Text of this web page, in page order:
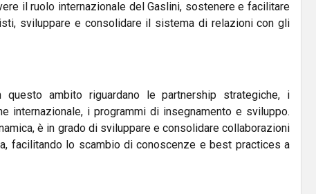
il ruolo internazionale del Gaslini, sostenere e facilitare
sviluppare e consolidare il sistema di relazioni con gli
ambito riguardano le partnership strategiche, i
internazionale, i programmi di insegnamento e sviluppo.
è in grado di sviluppare e consolidare collaborazioni
facilitando lo scambio di conoscenze e best practices a